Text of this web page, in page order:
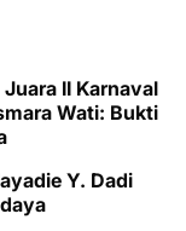
II Karnaval
Wati: Bukti
Y. Dadi